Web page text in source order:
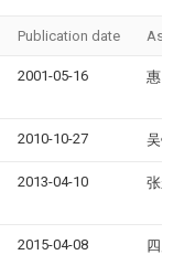
Publication date
2001-05-16 惠国
2010-10-27 吴铁
2013-04-10 张永
2015-04-08
四川